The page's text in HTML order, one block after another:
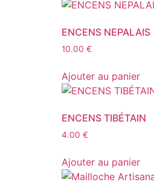
ENCENS NEPALAIS
10.00 €
Ajouter au panier
ENCENS TIBÉTAIN
4.00 €
Ajouter au panier